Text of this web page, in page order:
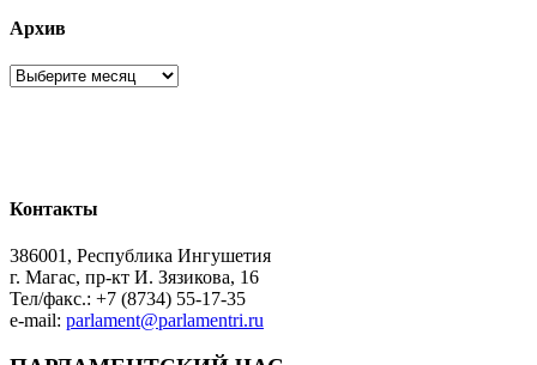
Архив
Архив
Контакты
386001, Республика Ингушетия
г. Магас, пр-кт И. Зязикова, 16
Тел/факс.: +7 (8734) 55-17-35
e-mail: parlament@parlamentri.ru